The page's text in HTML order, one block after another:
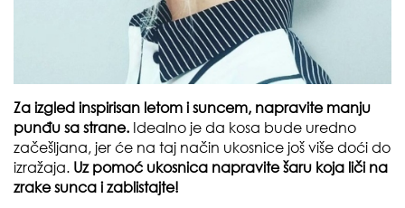
Za izgled inspirisan letom i suncem, napravite manju
punđu sa strane. Idealno je da kosa bude uredno
začešljana, jer će na taj način ukosnice još više doći do
izražaja. Uz pomoć ukosnica napravite šaru koja liči na
zrake sunca i zablistajte!